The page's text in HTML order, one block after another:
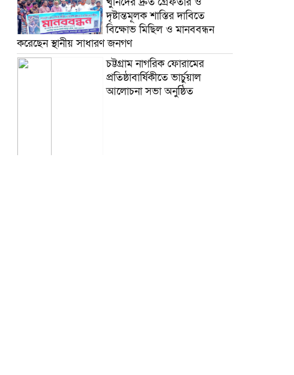
দৃষ্টান্তমূলক শাস্তির দাবিতে
বিক্ষোভ মিছিল ও মানববন্ধন
করেছেন স্থানীয় সাধারণ জনগণ
চট্টগ্রাম নাগরিক ফোরামের
প্রতিষ্ঠাবার্ষিকীতে ভার্চুয়াল
আলোচনা সভা অনুষ্ঠিত